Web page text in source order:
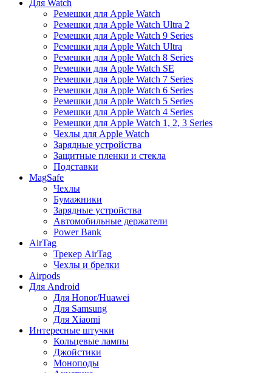
Для Watch
Ремешки для Apple Watch
Ремешки для Apple Watch Ultra 2
Ремешки для Apple Watch 9 Series
Ремешки для Apple Watch Ultra
Ремешки для Apple Watch 8 Series
Ремешки для Apple Watch SE
Ремешки для Apple Watch 7 Series
Ремешки для Apple Watch 6 Series
Ремешки для Apple Watch 5 Series
Ремешки для Apple Watch 4 Series
Ремешки для Apple Watch 1, 2, 3 Series
Чехлы для Apple Watch
Зарядные устройства
Защитные пленки и стекла
Подставки
MagSafe
Чехлы
Бумажники
Зарядные устройства
Автомобильные держатели
Power Bank
AirTag
Трекер AirTag
Чехлы и брелки
Airpods
Для Android
Для Honor/Huawei
Для Samsung
Для Xiaomi
Интересные штучки
Кольцевые лампы
Джойстики
Моноподы